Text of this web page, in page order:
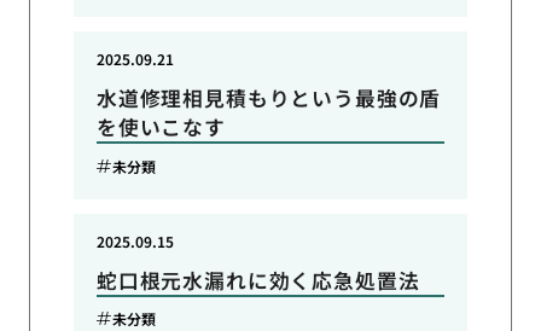
水道修理相見積もりという最強の盾
を使いこなす
2025.09.21
未分類
蛇口根元水漏れに効く応急処置法
2025.09.15
未分類